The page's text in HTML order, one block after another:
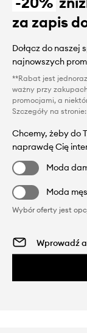
za zapis
Dołącz do naszej
najnowszych
**Rabat jest
ważny przy
promocjami, a
Szczegóły na stronie:
Chcemy, żeby do
naprawdę Cię
Moda
Moda
Wybór oferty jest